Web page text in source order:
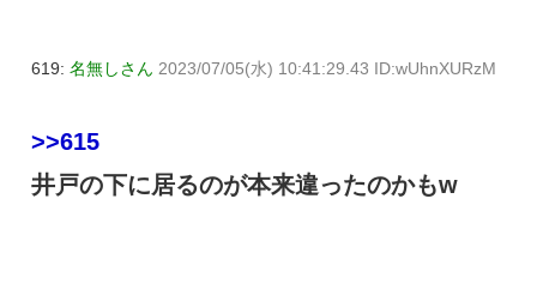
619: 名無しさん 2023/07/05(水) 10:41:29.43 ID:wUhnXURzM
>>615
井戸の下に居るのが本来違ったのかもw